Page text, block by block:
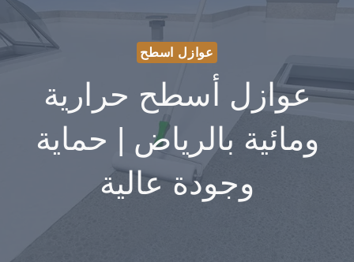
عوازل اسطح
عوازل أسطح حرارية
ومائية بالرياض | حماية
وجودة عالية